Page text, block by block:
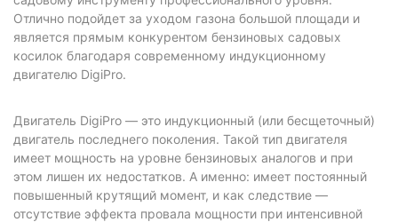
Отлично подойдет за уходом газона большой площади и
является прямым конкурентом бензиновых садовых
косилок благодаря современному индукционному
двигателю DigiPro.
Двигатель DigiPro — это индукционный (или бесщеточный)
двигатель последнего поколения. Такой тип двигателя
имеет мощность на уровне бензиновых аналогов и при
этом лишен их недостатков. А именно: имеет постоянный
повышенный крутящий момент, и как следствие —
отсутствие эффекта провала мощности при интенсивной